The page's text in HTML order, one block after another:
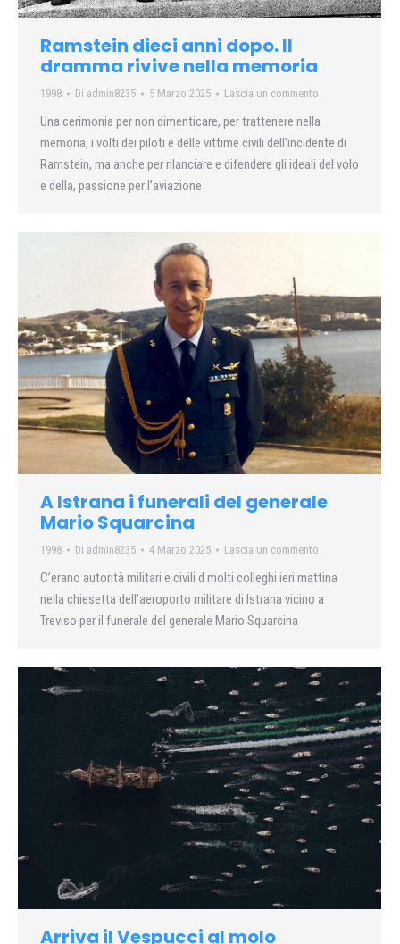
Ramstein dieci anni dopo. Il
dramma rivive nella memoria
1998 Di admin8235 5 Marzo 2025 Lascia un commento
Una cerimonia per non dimenticare, per trattenere nella
memoria, i volti dei piloti e delle vittime civili dell’incidente di
Ramstein, ma anche per rilanciare e difendere gli ideali del volo
e della, passione per l’aviazione
A Istrana i funerali del generale
Mario Squarcina
1998 Di admin8235 4 Marzo 2025 Lascia un commento
C’erano autorità militari e civili d molti colleghi ieri mattina
nella chiesetta dell’aeroporto militare di Istrana vicino a
Treviso per il funerale del generale Mario Squarcina
Arriva il Vespucci al molo